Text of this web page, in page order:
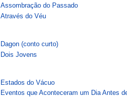
Assombração do Passado
Através do Véu
Dagon (conto curto)
Dois Jovens
Estados do Vácuo
Eventos que Aconteceram um Dia Antes